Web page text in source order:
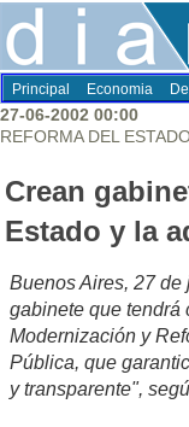
Principal Economia
27-06-2002 00:00
REFORMA DEL
Crean
Estado y la
Buenos Aires, 27
gabinete que tendrá
Modernización y
Pública, que
y transparente",